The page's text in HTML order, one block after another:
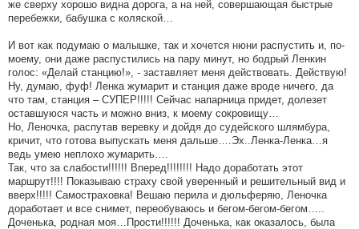
же сверху хорошо видна дорога, а на ней, совершающая быстрые
перебежки, бабушка с коляской…
И вот как подумаю о малышке, так и хочется нюни распустить и, по-
моему, они даже распустились на пару минут, но бодрый Ленкин
голос: «Делай станцию!», - заставляет меня действовать. Действую!
Ну, думаю, фуф! Ленка жумарит и станция даже вроде ничего, да
что там, станция – СУПЕР!!!!! Сейчас напарница придет, долезет
оставшуюся часть и можно вниз, к моему сокровищу…
Но, Леночка, распутав веревку и дойдя до судейского шлямбура,
кричит, что готова выпускать меня дальше….Эх..Ленка-Ленка…я
ведь умею неплохо жумарить….
Так, что за слабости!!!!!! Вперед!!!!!!!! Надо доработать этот
маршрут!!!! Показываю страху свой уверенный и решительный вид и
вверх!!!!! Самостраховка! Вешаю перила и дюльферяю, Леночка
доработает и все снимет, переобуваюсь и бегом-бегом-бегом…..
Доченька, родная моя…Прости!!!!!! Доченька, как оказалось, была